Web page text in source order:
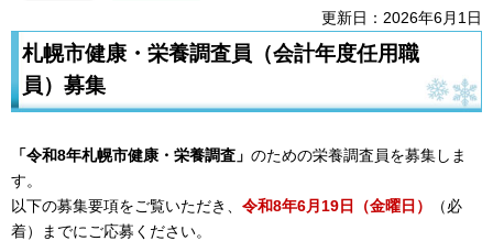
更新日：2026年6月1日
札幌市健康・栄養調査員（会計年度任用職
員）募集
「令和8年札幌市健康・栄養調査」 のための栄養調査員を募集しま
す。
以下の募集要項をご覧いただき、 令和8年6月19日（金曜日）
（必
着）までにご応募ください。